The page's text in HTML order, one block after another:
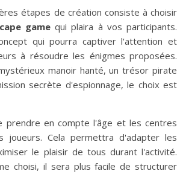
étapes de création consiste à choisir
gamequi plaira à vos participants.
qui pourra captiver l'attention et
à résoudre les énigmes proposées.
manoir hanté, un trésor pirate
secrète d'espionnage, le choix est
prendre en compte l'âge et les centres
joueurs. Cela permettra d'adapter les
le plaisir de tous durant l'activité.
choisi, il sera plus facile de structurer